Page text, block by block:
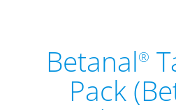
Betanal®
Pack